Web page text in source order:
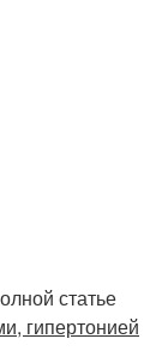
статье
гипертонией